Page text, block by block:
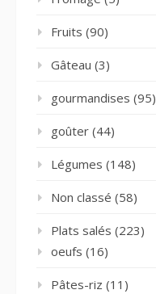
Fruits (90)
Gâteau (3)
gourmandises (95)
goûter (44)
Légumes (148)
Non classé (58)
Plats salés (223)
oeufs (16)
Pâtes-riz (11)